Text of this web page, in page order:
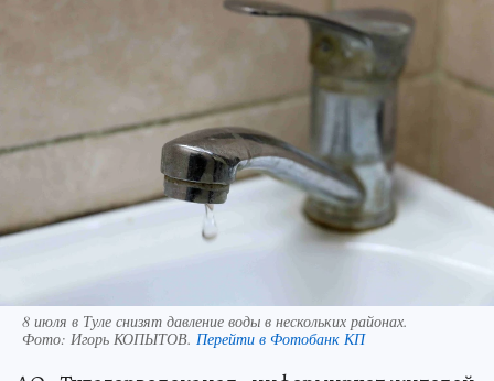
8 июля в Туле снизят давление воды в нескольких районах.
Фото: Игорь КОПЫТОВ. Перейти в Фотобанк КП